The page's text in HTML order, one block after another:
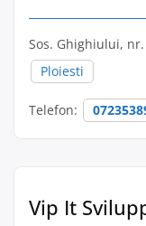
Sos. Ghighiului,
Ploiesti
Telefon:
Vip It